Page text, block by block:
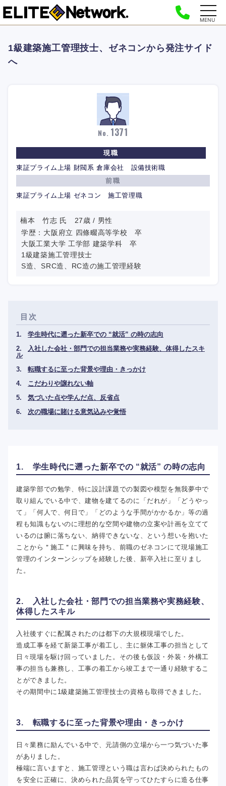
MENU
1級建築施工管理技士、ゼネコンから発注サイド
へ
No. 1371
現職
東証プライム上場 財閥系 倉庫会社 設備技術職
前職
東証プライム上場 ゼネコン 施工管理職
楠本 竹志 氏 27歳 / 男性
学歴：大阪府立 四條畷高等学校 卒
大阪工業大学 工学部 建築学科 卒
1級建築施工管理技士
S造、SRC造、RC造の施工管理経験
目次
学生時代に遡った新卒での “就活” の時の志向
入社した会社・部門での担当業務や実務経験、体得したスキ
ル
転職するに至った背景や理由・きっかけ
こだわりや譲れない軸
気づいた点や学んだ点、反省点
次の職場に賭ける意気込みや覚悟
1. 学生時代に遡った新卒での “就活” の時の志向
建築学部での勉学、特に設計課題での製図や模型を無我夢中で
取り組んでいる中で、建物を建てるのに「だれが」「どうやっ
て」「何人で、何日で」「どのような手間がかかるか」等の過
程も知識もないのに理想的な空間や建物の立案や計画を立てて
いるのは腑に落ちない、納得できないな、という想いを抱いた
ことから＂施工＂に興味を持ち、前職のゼネコンにて現場施工
管理のインターンシップを経験した後、新卒入社に至りまし
た。
2. 入社した会社・部門での担当業務や実務経験、
体得したスキル
入社後すぐに配属されたのは都下の大規模現場でした。
造成工事を経て新築工事が着工し、主に躯体工事の担当として
日々現場を駆け回っていました。その後も仮設・外装・外構工
事の担当も兼務し、工事の着工から竣工まで一通り経験するこ
とができました。
その期間中に1級建築施工管理技士の資格も取得できました。
3. 転職するに至った背景や理由・きっかけ
日々業務に励んでいる中で、元請側の立場から一つ気づいた事
がありました。
極端に言いますと、施工管理という職は言わば決められたもの
を安全に正確に、決められた品質を守ってひたすらに造る仕事